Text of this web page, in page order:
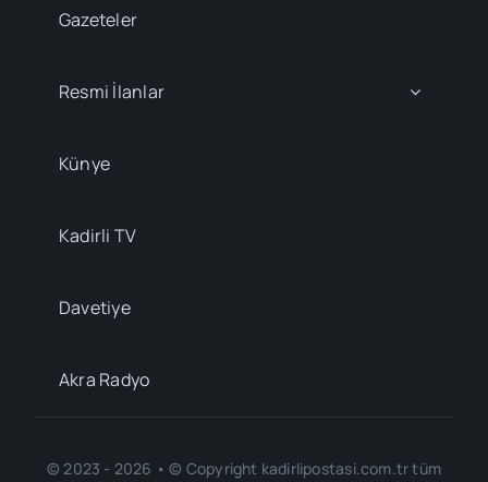
Gazeteler
Resmi İlanlar
Künye
Kadirli TV
Davetiye
Akra Radyo
© 2023 - 2026 • © Copyright kadirlipostasi.com.tr tüm